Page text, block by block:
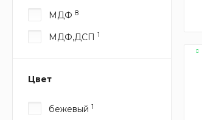
МДФ 8
МДФ,ДСП 1
Цвет
бежевый 1